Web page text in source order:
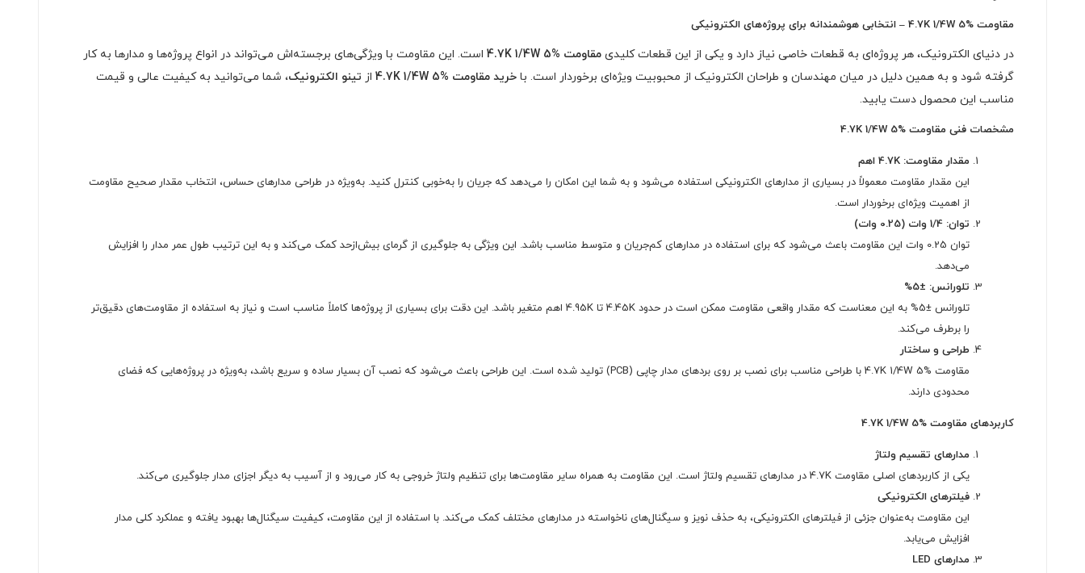
مقاومت 4.7K 1/4W 5% – انتخابی هوشمندانه برای پروژه‌های الکترونیکی
در دنیای الکترونیک، هر پروژه‌ای به قطعات خاصی نیاز دارد و یکی از این قطعات کلیدی مقاومت 4.7K 1/4W 5%
است. این مقاومت با ویژگی‌های برجسته‌اش می‌تواند در انواع پروژه‌ها و مدارها به کار
گرفته شود و به همین دلیل در میان مهندسان و طراحان الکترونیک از محبوبیت ویژه‌ای برخوردار است. با خرید مقاومت 4.7K 1/4W 5% از تینو الکترونیک، شما می‌توانید به کیفیت عالی و قیمت
مناسب این محصول دست یابید.
مشخصات فنی مقاومت 4.7K 1/4W 5%
مقدار مقاومت: 4.7K اهم
این مقدار مقاومت معمولاً در بسیاری از مدارهای الکترونیکی استفاده می‌شود و به شما این امکان را می‌دهد که جریان را به‌خوبی کنترل کنید. به‌ویژه در طراحی مدارهای حساس، انتخاب مقدار صحیح مقاومت
از اهمیت ویژه‌ای برخوردار است.
توان: 1/4 وات (0.25 وات)
توان 0.25 وات این مقاومت باعث می‌شود که برای استفاده در مدارهای کم‌جریان و متوسط مناسب باشد. این ویژگی به جلوگیری از گرمای بیش‌ازحد کمک می‌کند و به این ترتیب طول عمر مدار را افزایش
می‌دهد.
تلورانس: ±5%
تلورانس ±5% به این معناست که مقدار واقعی مقاومت ممکن است در حدود 4.45K تا 4.95K اهم متغیر باشد. این دقت برای بسیاری از پروژه‌ها کاملاً مناسب است و نیاز به استفاده از مقاومت‌های دقیق‌تر
را برطرف می‌کند.
طراحی و ساختار
مقاومت 4.7K 1/4W 5% با طراحی مناسب برای نصب بر روی بردهای مدار چاپی (PCB) تولید شده است. این طراحی باعث می‌شود که نصب آن بسیار ساده و سریع باشد، به‌ویژه در پروژه‌هایی که فضای
محدودی دارند.
کاربردهای مقاومت 4.7K 1/4W 5%
مدارهای تقسیم ولتاژ
یکی از کاربردهای اصلی مقاومت 4.7K در مدارهای تقسیم ولتاژ است. این مقاومت به همراه سایر مقاومت‌ها برای تنظیم ولتاژ خروجی به کار می‌رود و از آسیب به دیگر اجزای مدار جلوگیری می‌کند.
فیلترهای الکترونیکی
این مقاومت به‌عنوان جزئی از فیلترهای الکترونیکی، به حذف نویز و سیگنال‌های ناخواسته در مدارهای مختلف کمک می‌کند. با استفاده از این مقاومت، کیفیت سیگنال‌ها بهبود یافته و عملکرد کلی مدار
افزایش می‌یابد.
مدارهای LED